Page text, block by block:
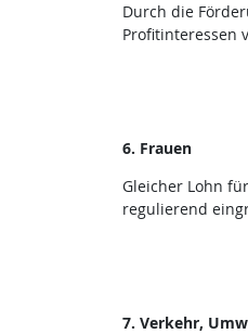
Durch die
Profitinteressen
6. Frauen
Gleicher Lohn
regulierend
7. Verkehr,